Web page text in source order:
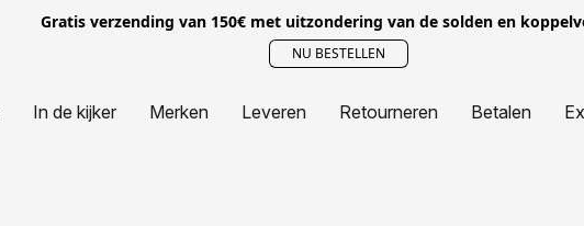
Gratis verzending van 150€ met uitzondering van de solden en
NU BESTELLEN
In de kijker Merken Leveren Retourneren Betalen